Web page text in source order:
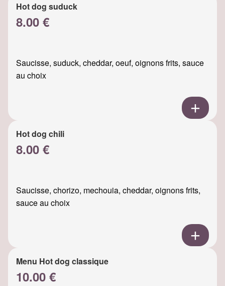
Hot dog suduck
8.00 €
Saucisse, suduck, cheddar, oeuf, oignons frits, sauce
au choix
Hot dog chili
8.00 €
Saucisse, chorizo, mechouia, cheddar, oignons frits,
sauce au choix
Menu Hot dog classique
10.00 €